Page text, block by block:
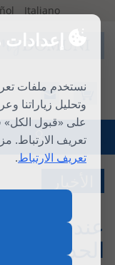
نستخدم ملفات
وتحليل زياراتنا
على «قبول الكل»
تعريف الارتباط.
تعريف الارتباط.
Italiano
تسجيل الدخول
عندما
الحدود